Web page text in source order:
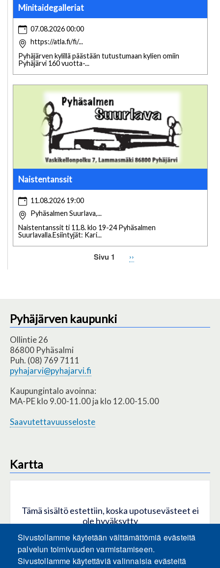
Minitaidegalleriat
07.08.2026 00:00
https://atla.fi/fi/...
Pyhäjärven kylillä päästään tutustumaan kylien omiin
Pyhäjärvi 160 vuotta-...
Naistentanssit
11.08.2026 19:00
Pyhäsalmen Suurlava,...
Naistentanssit ti 11.8. klo 19-24 Pyhäsalmen
Suurlavalla.Esiintyjät: Kari...
Sivu 1
Seuraava
››
Pyhäjärven kaupunki
Ollintie 26
86800 Pyhäsalmi
Puh. (08) 769 7111
pyhajarvi@pyhajarvi.fi
Kaupungintalo avoinna:
MA-PE klo 9.00-11.00 ja klo 12.00-15.00
Saavutettavuusseloste
Kartta
Tämä sisältö estettiin, koska upotusevästeet ei
ole hyväksytty
HYVÄKSY KAIKKI EVÄSTEET
Sivustollamme käytetään välttämättömiä evästeitä
palvelun toimivuuden varmistamiseen.
Sivustollamme käytettäviä valinnaisia evästeitä